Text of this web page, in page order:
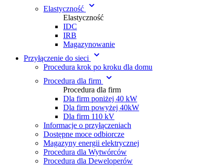
Elastyczność
Elastyczność
IDC
IRB
Magazynowanie
Przyłączenie do sieci
Procedura krok po kroku dla domu
Procedura dla firm
Procedura dla firm
Dla firm poniżej 40 kW
Dla firm powyżej 40kW
Dla firm 110 kV
Informacje o przyłączeniach
Dostępne moce odbiorcze
Magazyny energii elektrycznej
Procedura dla Wytwórc ów
Procedura dla Deweloperów